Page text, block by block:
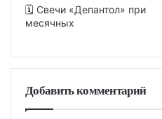
🗓 Свечи «Депантол» при
месячных
Добавить комментарий